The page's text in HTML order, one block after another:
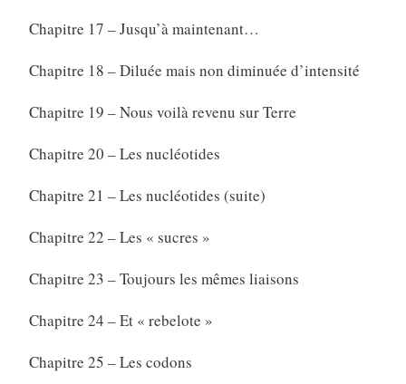
Chapitre 17 – Jusqu’à maintenant…
Chapitre 18 – Diluée mais non diminuée d’intensité
Chapitre 19 – Nous voilà revenu sur Terre
Chapitre 20 – Les nucléotides
Chapitre 21 – Les nucléotides (suite)
Chapitre 22 – Les « sucres »
Chapitre 23 – Toujours les mêmes liaisons
Chapitre 24 – Et « rebelote »
Chapitre 25 – Les codons